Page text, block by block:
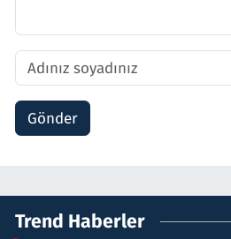
Gönder
Trend Haberler